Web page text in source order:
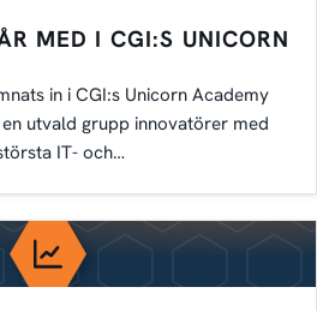
MED I CGI:S UNICORN
in i CGI:s Unicorn Academy
utvald grupp innovatörer med
IT- och